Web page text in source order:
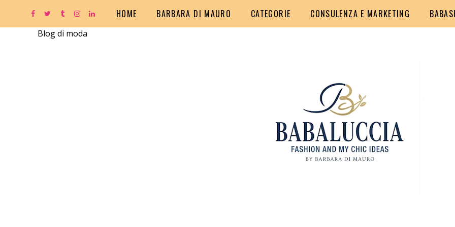
Blog di moda
HOME BARBARA DI MAURO CATEGORIE CONSULENZA E MARKETING